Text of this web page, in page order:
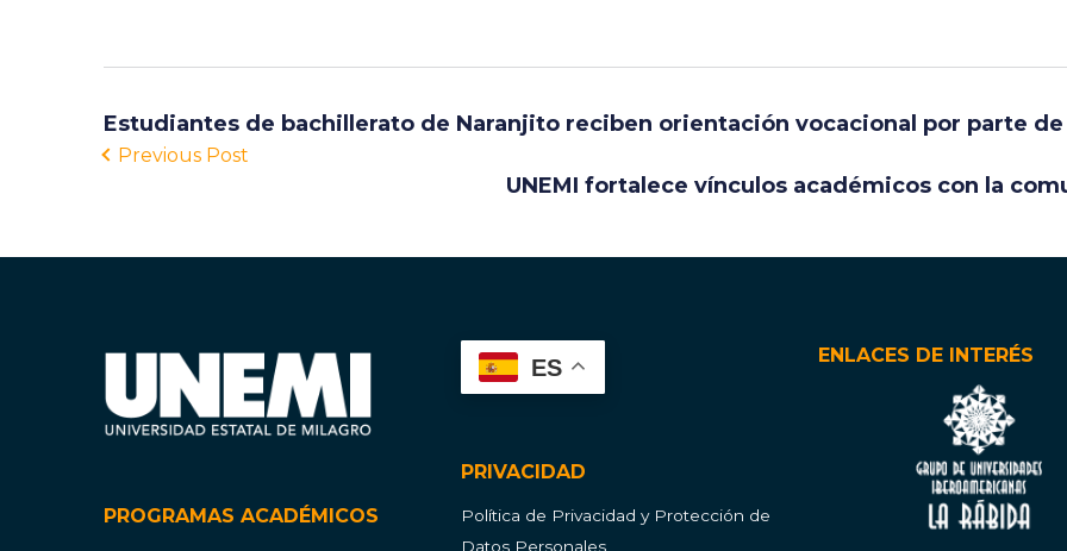
Estudiantes de bachillerato de Naranjito reciben orientación vocacional por parte de
Previous Post
UNEMI fortalece vínculos académicos con la
PROGRAMAS ACADÉMICOS
ES
PRIVACIDAD
Política de Privacidad y Protección de
Datos Personales
ENLACES DE INTERÉS